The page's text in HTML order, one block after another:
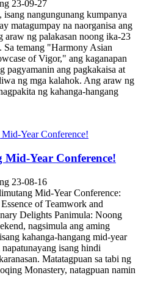
23-09-27
nangungunang kumpanya
matagumpay na naorganisa ang
araw ng palakasan noong ika-23
Sa temang "Harmony Asian
of Vigor," ang kaganapan
pagyamanin ang pagkakaisa at
ng mga kalahok. Ang araw ng
ng kahanga-hangang
Mid-Year Conference!
23-08-16
Mid-Year Conference:
of Teamwork and
Delights Panimula: Noong
nagsimula ang aming
kahanga-hangang mid-year
isang hindi
Matatagpuan sa tabi ng
Monastery, natagpuan namin